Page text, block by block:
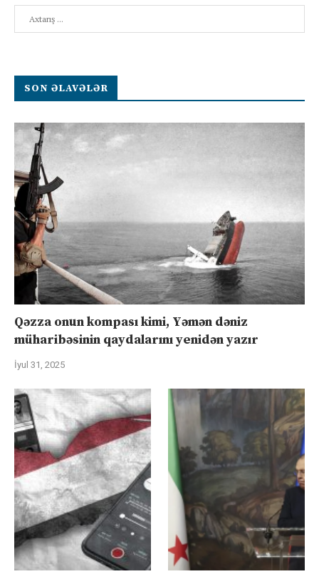
SON ƏLAVƏLƏR
Qəzza onun kompası kimi, Yəmən dəniz
müharibəsinin qaydalarını yenidən yazır
İyul 31, 2025